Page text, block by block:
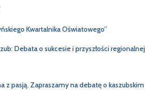
Kwartalnika Oświatowego”
Debata o sukcesie i przyszłości regionalnej
z pasją. Zapraszamy na debatę o kaszubskim